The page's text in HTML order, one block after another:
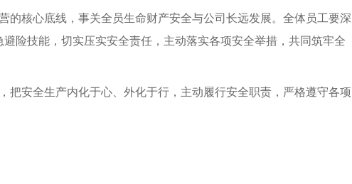
核心底线，事关全员生命财产安全与公司长远发展。全体员工要深
险技能，切实压实安全责任，主动落实各项安全举措，共同筑牢全
安全生产内化于心、外化于行，主动履行安全职责，严格遵守各项